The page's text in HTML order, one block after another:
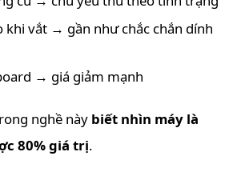
khi vắt → gần như chắc chắn dính
→ giá giảm mạnh
nghề này biết nhìn máy là
80% giá trị.